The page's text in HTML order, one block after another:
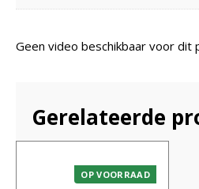
Geen video beschikbaar voor dit
Gerelateerde
OP VOORRAAD